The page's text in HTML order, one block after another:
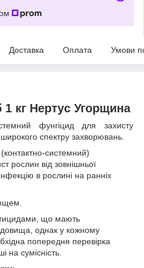
Доставка Оплата Умови
1 кг Нертус Угорщина
фунгіцид для захисту
широкого спектру захворювань.
системний)
рослин від зовнішньої
в рослині на ранніх
що мають
однак у кожному
попередня перевірка
на сумісність.